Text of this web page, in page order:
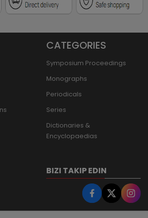
CATEGORIES
Symposium Proceedings
Monographs
Periodicals
Series
Dictionaries &
Encyclopaedias
BIZI TAKIP EDIN